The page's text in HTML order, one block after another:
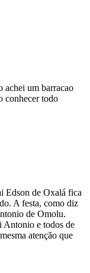
achei um barracao
conhecer todo
Edson de Oxalá fica
A festa, como diz
de Omolu.
Antonio e todos de
atenção que